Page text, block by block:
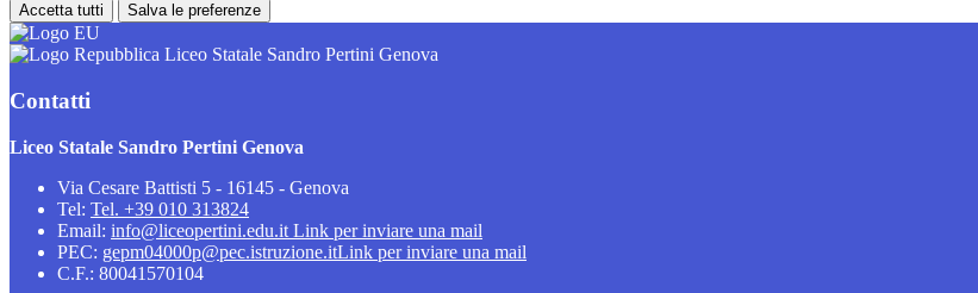
Accetta tutti Salva le preferenze
Liceo Statale Sandro Pertini Genova
Contatti
Liceo Statale Sandro Pertini Genova
Via Cesare Battisti 5 - 16145 - Genova
Tel: Tel. +39 010 313824
Email: info@liceopertini.edu.it Link per inviare una mail
PEC: gepm04000p@pec.istruzione.itLink per inviare una mail
C.F.: 80041570104